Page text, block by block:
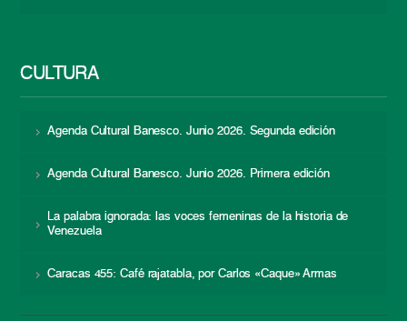
CULTURA
Agenda Cultural Banesco. Junio 2026. Segunda edición
Agenda Cultural Banesco. Junio 2026. Primera edición
La palabra ignorada: las voces femeninas de la historia de
Venezuela
Caracas 455: Café rajatabla, por Carlos «Caque» Armas